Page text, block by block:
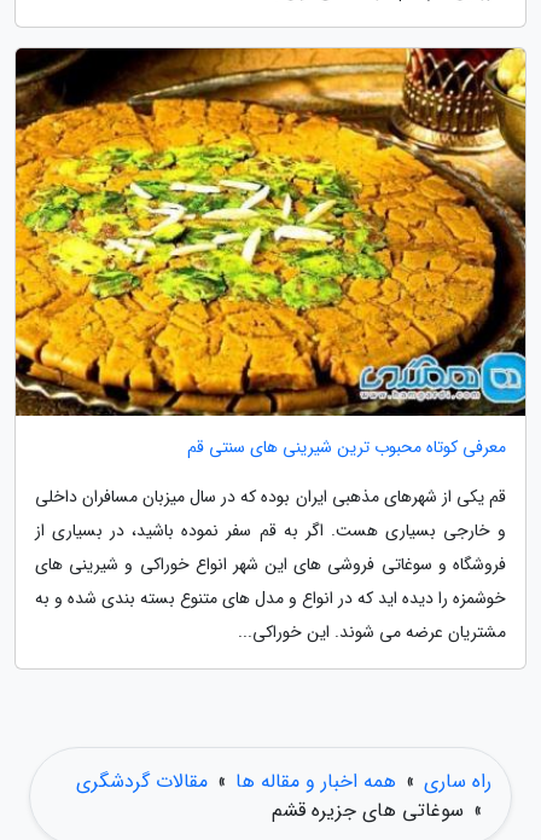
معرفی کوتاه محبوب ترین شیرینی های سنتی قم
قم یکی از شهرهای مذهبی ایران بوده که در سال میزبان مسافران داخلی
و خارجی بسیاری هست. اگر به قم سفر نموده باشید، در بسیاری از
فروشگاه و سوغاتی فروشی های این شهر انواع خوراکی و شیرینی های
خوشمزه را دیده اید که در انواع و مدل های متنوع بسته بندی شده و به
مشتریان عرضه می شوند. این خوراکی...
راه ساری » همه اخبار و مقاله ها » مقالات گردشگری
» سوغاتی های جزیره قشم